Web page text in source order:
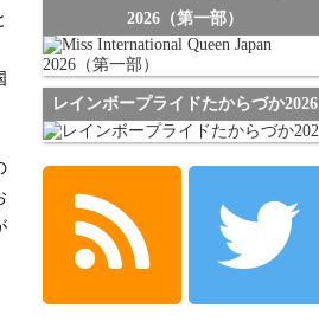
2026（第一部）
レインボープライドたからづか2026